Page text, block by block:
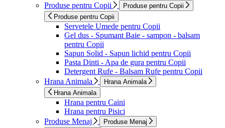
Produse pentru Copii
Produse pentru Copii
Produse pentru Copii
Servetele Umede pentru Copii
Gel dus - Spumant Baie - sampon - balsam
pentru Copii
Sapun Solid - Sapun lichid pentru Copii
Pasta Dinti - Apa de gura pentru Copii
Detergent Rufe - Balsam Rufe pentru Copii
Hrana Animala
Hrana Animala
Hrana Animala
Hrana pentru Caini
Hrana pentru Pisici
Produse Menaj
Produse Menaj